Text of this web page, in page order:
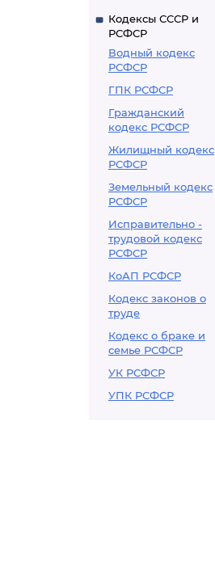
Кодексы СССР и
РСФСР
Водный кодекс
РСФСР
ГПК РСФСР
Гражданский
кодекс РСФСР
Жилищный кодекс
РСФСР
Земельный кодекс
РСФСР
Исправительно -
трудовой кодекс
РСФСР
КоАП РСФСР
Кодекс законов о
труде
Кодекс о браке и
семье РСФСР
УК РСФСР
УПК РСФСР